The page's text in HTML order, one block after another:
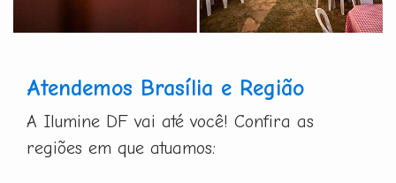
Atendemos Brasília e Região
A Ilumine DF vai até você! Confira as
regiões em que atuamos: